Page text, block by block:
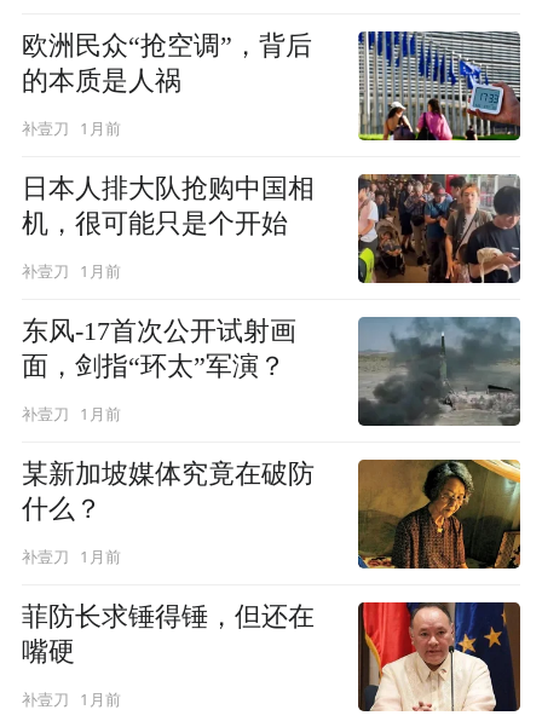
欧洲民众“抢空调”，背后
的本质是人祸
补壹刀 1月前
日本人排大队抢购中国相
机，很可能只是个开始
补壹刀 1月前
东风-17首次公开试射画
面，剑指“环太”军演？
补壹刀 1月前
某新加坡媒体究竟在破防
什么？
补壹刀 1月前
菲防长求锤得锤，但还在
嘴硬
补壹刀 1月前